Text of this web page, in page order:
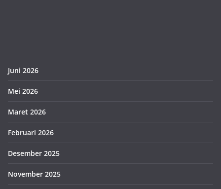
Juni 2026
Mei 2026
Maret 2026
Februari 2026
Desember 2025
November 2025